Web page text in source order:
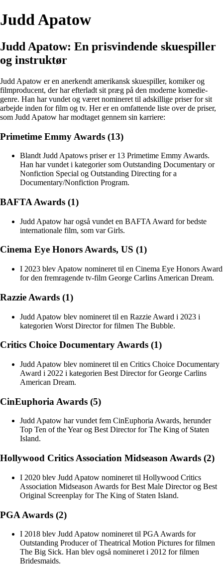
Judd Apatow
Judd Apatow: En prisvindende skuespiller
og instruktør
Judd Apatow er en anerkendt amerikansk skuespiller, komiker og
filmproducent, der har efterladt sit præg på den moderne komedie-
genre. Han har vundet og været nomineret til adskillige priser for sit
arbejde inden for film og tv. Her er en omfattende liste over de priser,
som Judd Apatow har modtaget gennem sin karriere:
Primetime Emmy Awards (13)
Blandt Judd Apatows priser er 13 Primetime Emmy Awards.
Han har vundet i kategorier som Outstanding Documentary or
Nonfiction Special og Outstanding Directing for a
Documentary/Nonfiction Program.
BAFTA Awards (1)
Judd Apatow har også vundet en BAFTA Award for bedste
internationale film, som var Girls.
Cinema Eye Honors Awards, US (1)
I 2023 blev Apatow nomineret til en Cinema Eye Honors Award
for den fremragende tv-film George Carlins American Dream.
Razzie Awards (1)
Judd Apatow blev nomineret til en Razzie Award i 2023 i
kategorien Worst Director for filmen The Bubble.
Critics Choice Documentary Awards (1)
Judd Apatow blev nomineret til en Critics Choice Documentary
Award i 2022 i kategorien Best Director for George Carlins
American Dream.
CinEuphoria Awards (5)
Judd Apatow har vundet fem CinEuphoria Awards, herunder
Top Ten of the Year og Best Director for The King of Staten
Island.
Hollywood Critics Association Midseason Awards (2)
I 2020 blev Judd Apatow nomineret til Hollywood Critics
Association Midseason Awards for Best Male Director og Best
Original Screenplay for The King of Staten Island.
PGA Awards (2)
I 2018 blev Judd Apatow nomineret til PGA Awards for
Outstanding Producer of Theatrical Motion Pictures for filmen
The Big Sick. Han blev også nomineret i 2012 for filmen
Bridesmaids.